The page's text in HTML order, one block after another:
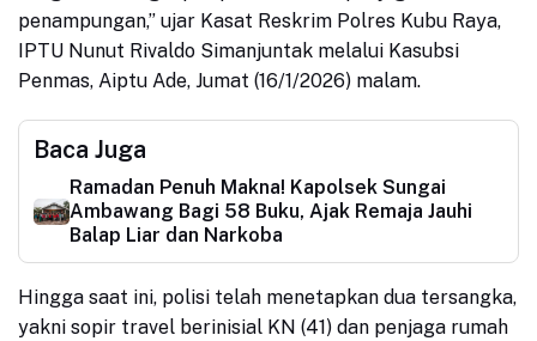
penampungan,” ujar Kasat Reskrim Polres Kubu Raya,
IPTU Nunut Rivaldo Simanjuntak melalui Kasubsi
Penmas, Aiptu Ade, Jumat (16/1/2026) malam.
Baca Juga
Ramadan Penuh Makna! Kapolsek Sungai
Ambawang Bagi 58 Buku, Ajak Remaja Jauhi
Balap Liar dan Narkoba
Hingga saat ini, polisi telah menetapkan dua tersangka,
yakni sopir travel berinisial KN (41) dan penjaga rumah